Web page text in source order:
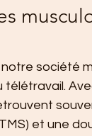
société
télétravail.
et une